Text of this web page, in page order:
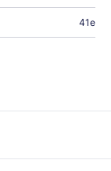
41e